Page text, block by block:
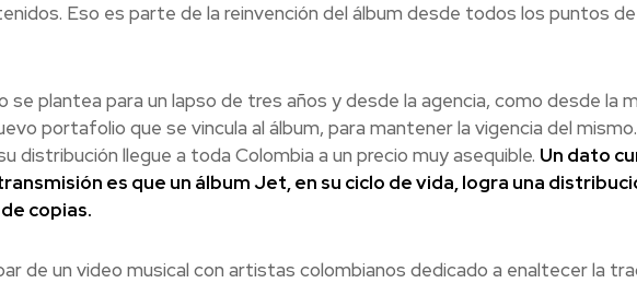
Eso es parte de la reinvención del álbum desde todos los puntos
plantea para un lapso de tres años y desde la agencia, como desde la
portafolio que se vincula al álbum, para mantener la vigencia del
distribución llegue a toda Colombia a un precio muy asequible. Un dato
es que un álbum Jet, en su ciclo de vida, logra una
copias.
de un video musical con artistas colombianos dedicado a enaltecer la